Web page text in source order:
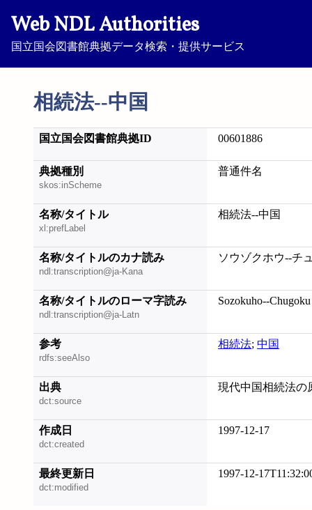
Web NDL Authorities
国立国会図書館典拠データ検索・提供サービス
相続法--中国
国立国会図書館典拠ID 00601886
典拠種別
skos:inScheme
普通件名
名称/タイトル
xl:prefLabel
相続法--中国
名称/タイトルのカナ読み
ndl:transcription@ja-Kana
ソウゾクホウ--チ
名称/タイトルのローマ字読み
ndl:transcription@ja-Latn
Sozokuho--Chugoku
参考
rdfs:seeAlso
相続法; 中国
出典
dct:source
現代中国相続法の
作成日
dct:created
1997-12-17
最終更新日
dct:modified
1997-12-